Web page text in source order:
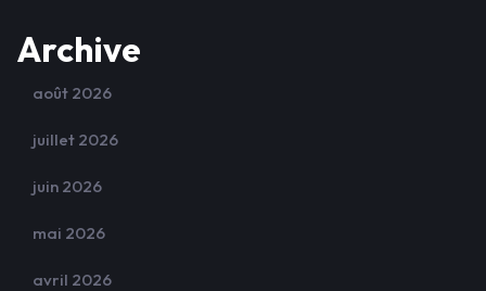
Archive
août 2026
juillet 2026
juin 2026
mai 2026
avril 2026